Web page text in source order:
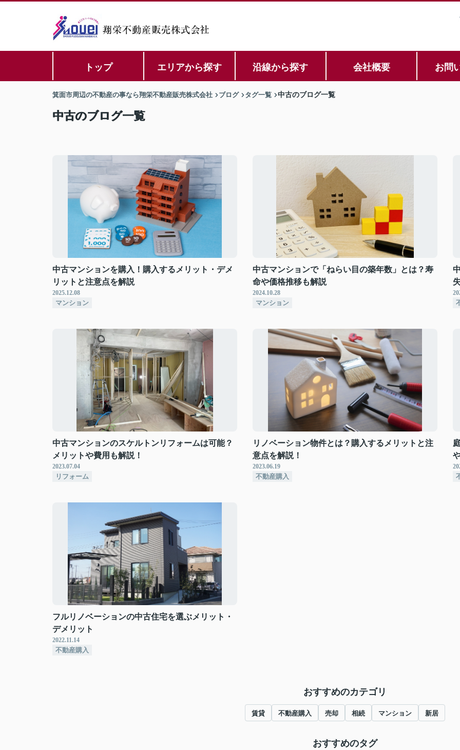
トップ エリアから探す 沿線から探す 会社概要 お問
箕面市周辺の不動産の事なら翔栄不動産販売株式会社 ブログ タグ一覧 中古のブログ一覧
中古のブログ一覧
中古マンションを購入！購入するメリット・デメ
リットと注意点を解説
2025.12.08
マンション
中古マンションで「ねらい目の築年数」とは？寿
命や価格推移も解説
2024.10.28
マンション
中古マンションのスケルトンリフォームは可能？
メリットや費用も解説！
2023.07.04
リフォーム
リノベーション物件とは？購入するメリットと注
意点を解説！
2023.06.19
不動産購入
フルリノベーションの中古住宅を選ぶメリット・
デメリット
2022.11.14
不動産購入
おすすめのカテゴリ
賃貸 不動産購入 売却 相続 マンション 新居
おすすめのタグ